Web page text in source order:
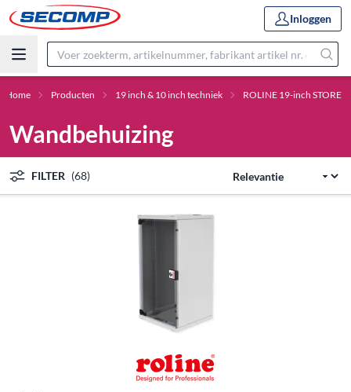
Inloggen
Home Producten 19 inch & 10 inch techniek ROLINE 19-inch STORE
Wandbehuizing
FILTER (68)